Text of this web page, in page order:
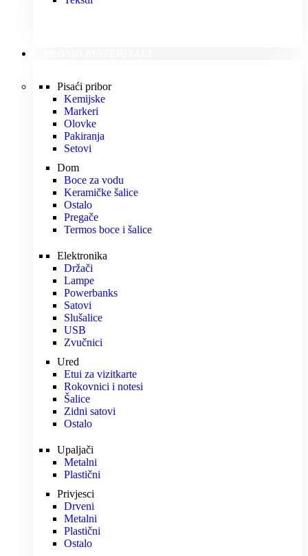
Pisaći pribor
Kemijske
Markeri
Olovke
Pakiranja
Setovi
Dom
Boce za vodu
Keramičke šalice
Ostalo
Pregače
Termos boce i šalice
Elektronika
Držači
Lampe
Powerbanks
Satovi
Slušalice
USB
Zvučnici
Ured
Etui za vizitkarte
Rokovnici i notesi
Šalice
Zidni satovi
Ostalo
Upaljači
Metalni
Plastični
Privjesci
Drveni
Metalni
Plastični
Ostalo